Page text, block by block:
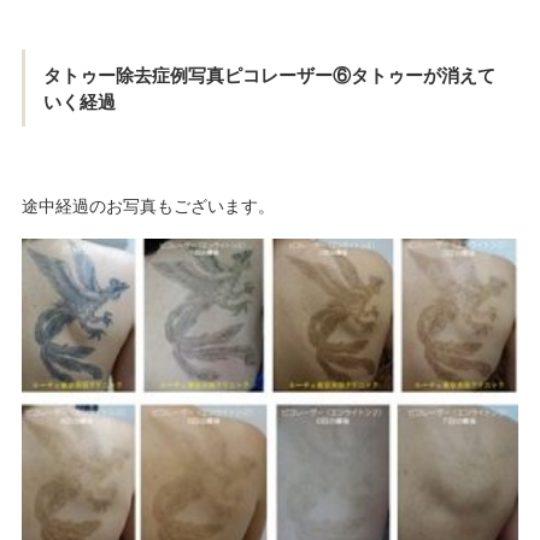
タトゥー除去症例写真ピコレーザー⑥タトゥーが消えて
いく経過
途中経過のお写真もございます。